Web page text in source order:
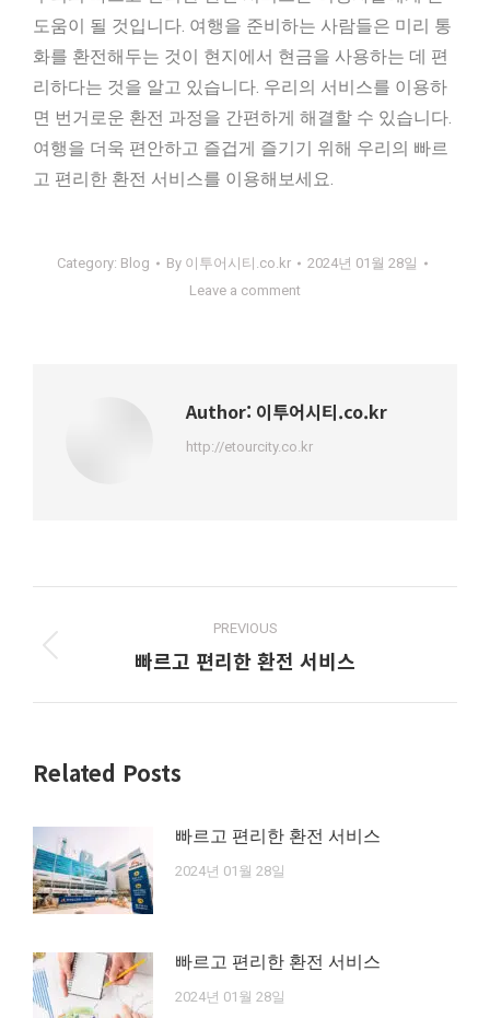
도움이 될 것입니다. 여행을 준비하는 사람들은 미리 통
화를 환전해두는 것이 현지에서 현금을 사용하는 데 편
리하다는 것을 알고 있습니다. 우리의 서비스를 이용하
면 번거로운 환전 과정을 간편하게 해결할 수 있습니다.
여행을 더욱 편안하고 즐겁게 즐기기 위해 우리의 빠르
고 편리한 환전 서비스를 이용해보세요.
Category: Blog By 이투어시티.co.kr
2024년 01월 28일
Leave a comment
Author: 이투어시티.co.kr
http://etourcity.co.kr
navigation
PREVIOUS
Previous
빠르고 편리한 환전 서비스
Related Posts
빠르고 편리한 환전 서비스
2024년 01월 28일
빠르고 편리한 환전 서비스
2024년 01월 28일